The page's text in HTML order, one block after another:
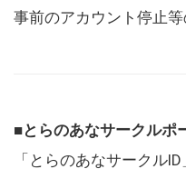
事前のアカウント停止等
■とらのあなサークルポ
「とらのあなサークル